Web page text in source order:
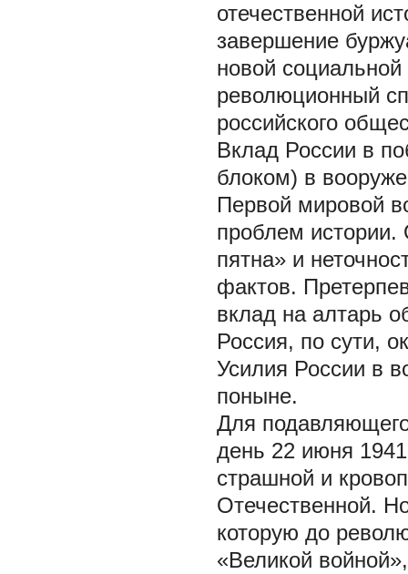
отечественной
завершение
новой
революционный
российского
Вклад России в
блоком) в
Первой мировой
проблем истории.
пятна» и
фактов.
вклад на алтарь
Россия, по сути,
Усилия России в
поныне.
Для
день 22 июня
страшной и
Отечественной.
которую до
«Великой